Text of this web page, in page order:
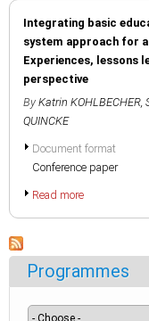
Integrating basic
system approach for
Experiences, lessons
perspective
By Katrin KOHLBECHER,
QUINCKE
Document format
Conference paper
Read more
Programmes